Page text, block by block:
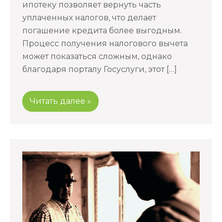
ипотеку позволяет вернуть часть
уплаченных налогов, что делает
погашение кредита более выгодным.
Процесс получения налогового вычета
может показаться сложным, однако
благодаря порталу Госуслуги, этот […]
Читать далее »